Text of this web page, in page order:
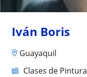
Iván Boris
Guayaquil
Clases de Pintura